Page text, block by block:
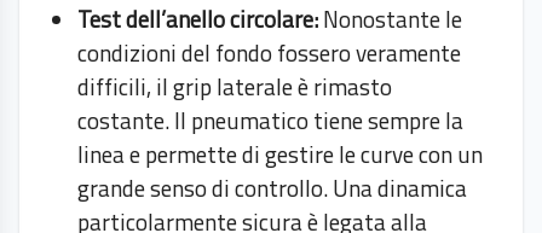
Test dell’anello circolare:Nonostante le
condizioni del fondo fossero veramente
difficili, il grip laterale è rimasto
costante. Il pneumatico tiene sempre la
linea e permette di gestire le curve con un
grande senso di controllo. Una dinamica
particolarmente sicura è legata alla